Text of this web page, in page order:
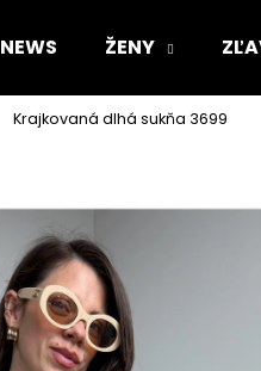
NEWS ŽENY
Krajkovaná dlhá sukňa 3699
Čo